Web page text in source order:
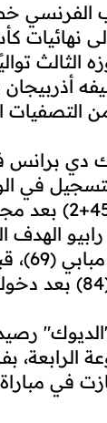
الفرنسي
الثالث
أذربيجان
التصفيات
دي برانس
في
الشوط الأول
الهدف
إثر
في